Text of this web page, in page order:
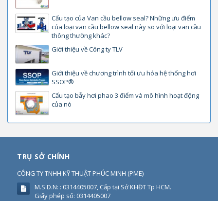
Cấu tạo của Van cầu bellow seal? Những ưu điểm
của loại van cầu bellow seal này so với loại van cầu
thông thường khác?
Giới thiệu về Công ty TLV
Giới thiệu về chương trình tối ưu hóa hệ thống hơi
SSOP®
Cấu tạo bẫy hơi phao 3 điểm và mô hình hoạt động
của nó
TRỤ SỞ CHÍNH
CÔNG TY TNHH KỸ THUẬT PHÚC MINH (PME)
M.S.D.N: : 0314405007, Cấp tại Sở KHĐT Tp HCM.
Giấy phép số: 0314405007